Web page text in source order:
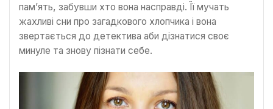
пам’ять, забувши хто вона насправді. Її мучать
жахливі сни про загадкового хлопчика і вона
звертається до детектива аби дізнатися своє
минуле та знову пізнати себе.